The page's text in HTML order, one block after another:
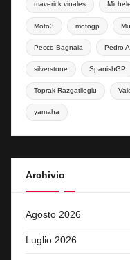
maverick vinales
Moto3 motogp
Pecco Bagnaia Pedro
silverstone SpanishGP
Toprak Razgatlioglu
yamaha
Archivio
Agosto 2026
Luglio 2026